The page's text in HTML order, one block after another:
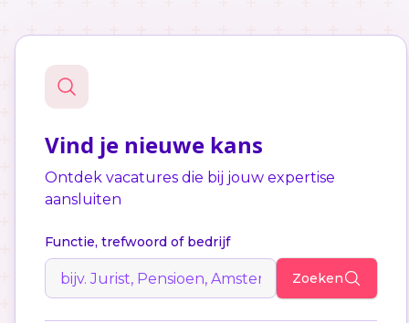
Vind je nieuwe kans
Ontdek vacatures die bij jouw expertise
aansluiten
Functie, trefwoord of bedrijf
Zoeken